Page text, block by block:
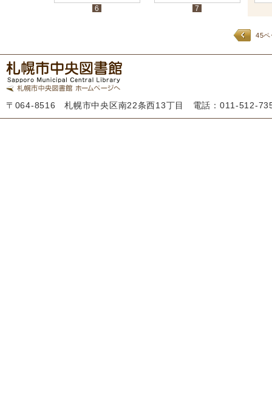
6 7
45ペ
〒064-8516 札幌市中央区南22条西13丁目 電話：011-512-